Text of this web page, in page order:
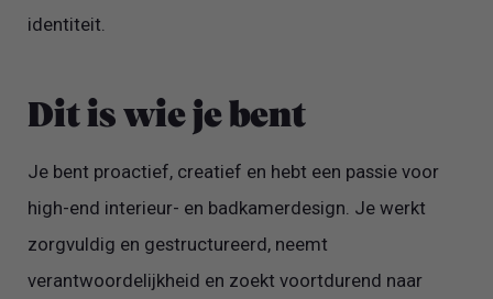
identiteit.
Dit is wie je bent
Je bent proactief, creatief en hebt een passie voor
high-end interieur- en badkamerdesign. Je werkt
zorgvuldig en gestructureerd, neemt
verantwoordelijkheid en zoekt voortdurend naar